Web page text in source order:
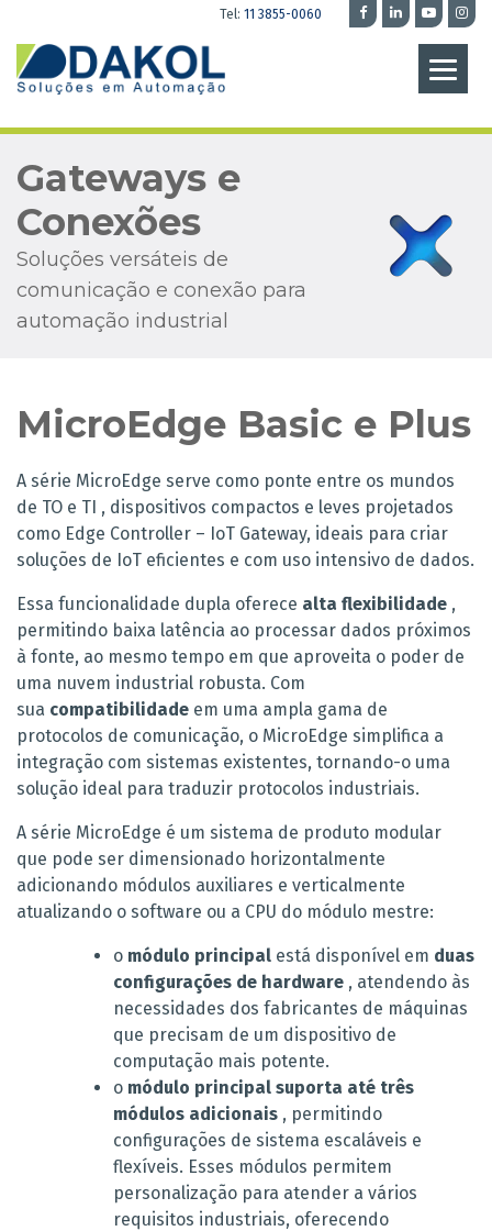
Tel: 11 3855-0060
Gateways e
Conexões
Soluções versáteis de
comunicação e conexão para
automação industrial
MicroEdge Basic e Plus
A série MicroEdge serve como ponte entre os mundos
de TO e TI , dispositivos compactos e leves projetados
como Edge Controller – IoT Gateway, ideais para criar
soluções de IoT eficientes e com uso intensivo de dados.
Essa funcionalidade dupla oferece alta flexibilidade ,
permitindo baixa latência ao processar dados próximos
à fonte, ao mesmo tempo em que aproveita o poder de
uma nuvem industrial robusta. Com
sua compatibilidade em uma ampla gama de
protocolos de comunicação, o MicroEdge simplifica a
integração com sistemas existentes, tornando-o uma
solução ideal para traduzir protocolos industriais.
A série MicroEdge é um sistema de produto modular
que pode ser dimensionado horizontalmente
adicionando módulos auxiliares e verticalmente
atualizando o software ou a CPU do módulo mestre:
o módulo principal está disponível em duas
configurações de hardware , atendendo às
necessidades dos fabricantes de máquinas
que precisam de um dispositivo de
computação mais potente.
o módulo principal suporta até três
módulos adicionais , permitindo
configurações de sistema escaláveis ​​e
flexíveis. Esses módulos permitem
personalização para atender a vários
requisitos industriais, oferecendo